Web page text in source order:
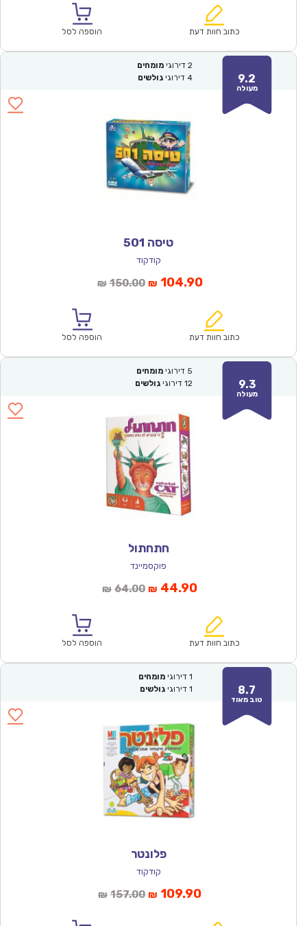
₪107.00.
הוא:
כתוב חוות דעת הוספה לסל
9.2
מעולה
2 דירוגי מומחים
4 דירוגי גולשים
טיסה 501
קודקוד
₪ 150.00המחיר
₪150.00.
₪ 104.90המחיר
הוא:
כתוב חוות דעת הוספה לסל
9.3
מעולה
5 דירוגי מומחים
12 דירוגי גולשים
חתחתול
פוקסמיינד
₪ 64.00המחיר
₪64.00.
₪ 44.90המחיר
הוא:
כתוב חוות דעת הוספה לסל
8.7
טוב מאוד
1 דירוגי מומחים
1 דירוגי גולשים
פלונטר
קודקוד
₪ 157.00המחיר
₪ 109.90המחיר